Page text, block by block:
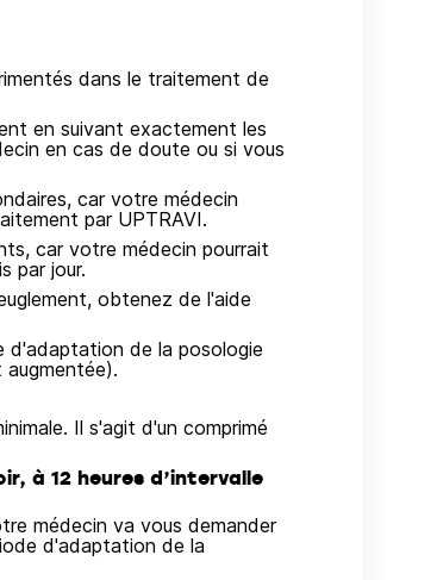
dans le traitement de
en suivant exactement les
en cas de doute ou si vous
car votre médecin
par UPTRAVI.
car votre médecin pourrait
par jour.
obtenez de l'aide
d'adaptation de la posologie
Il s'agit d'un comprimé
à 12 heures d’intervalle
médecin va vous demander
d'adaptation de la